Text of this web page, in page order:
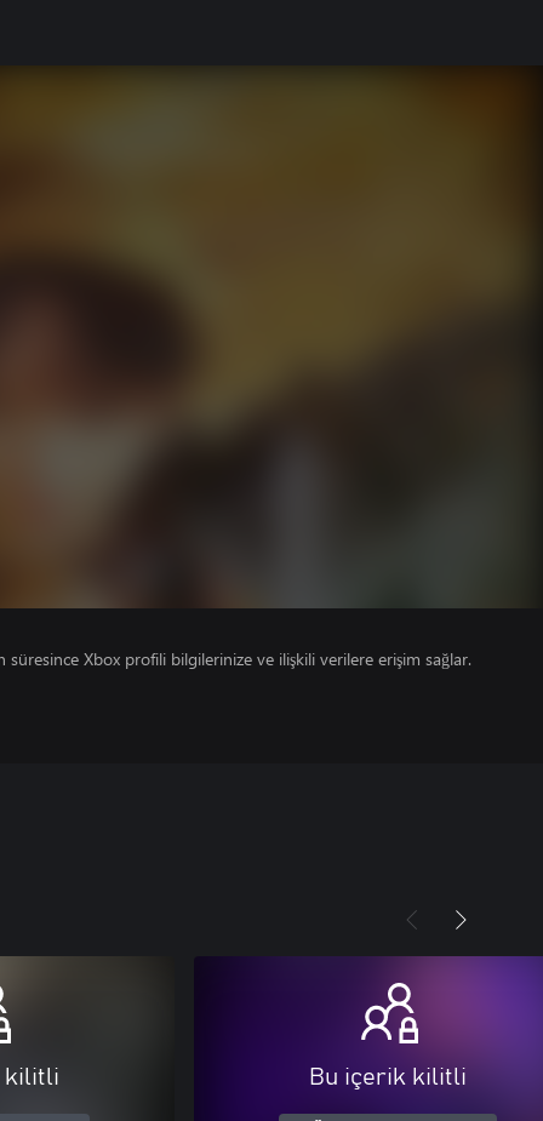
süresince Xbox profili bilgilerinize ve ilişkili verilere erişim sağlar.
kilitli Bu içerik kilitli